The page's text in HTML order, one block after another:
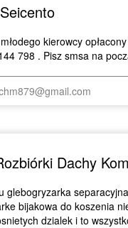
kierowcy
798 . Pisz smsa na
Dachy
glebogryzarka
bijakowa do koszenia
dzialek i to